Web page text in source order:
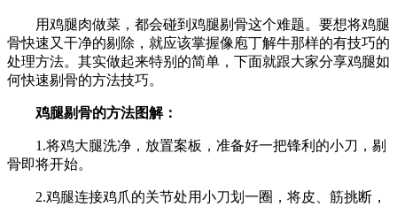
用鸡腿肉做菜，都会碰到鸡腿剔骨这个难题。要想将鸡腿
骨快速又干净的剔除，就应该掌握像庖丁解牛那样的有技巧的
处理方法。其实做起来特别的简单，下面就跟大家分享鸡腿如
何快速剔骨的方法技巧。
鸡腿剔骨的方法图解：
1.将鸡大腿洗净，放置案板，准备好一把锋利的小刀，剔
骨即将开始。
2.鸡腿连接鸡爪的关节处用小刀划一圈，将皮、筋挑断，